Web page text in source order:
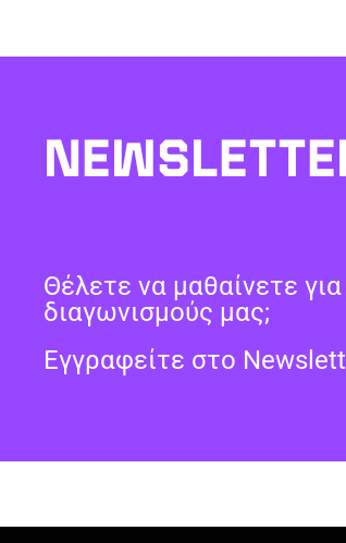
Θέλετε να μαθαίνετε
διαγωνισμούς μας;
Εγγραφείτε στο